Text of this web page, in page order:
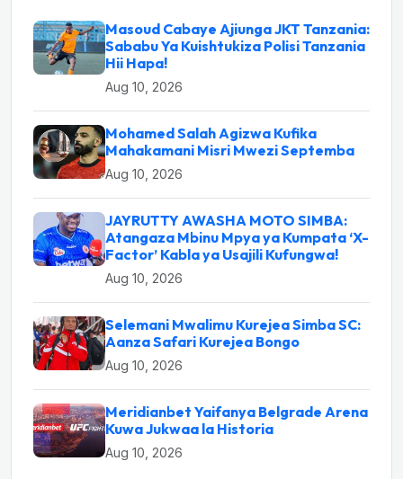
Masoud Cabaye Ajiunga JKT Tanzania:
Sababu Ya Kuishtukiza Polisi Tanzania
Hii Hapa!
Aug 10, 2026
Mohamed Salah Agizwa Kufika
Mahakamani Misri Mwezi Septemba
Aug 10, 2026
JAYRUTTY AWASHA MOTO SIMBA:
Atangaza Mbinu Mpya ya Kumpata ‘X-
Factor’ Kabla ya Usajili Kufungwa!
Aug 10, 2026
Selemani Mwalimu Kurejea Simba SC:
Aanza Safari Kurejea Bongo
Aug 10, 2026
Meridianbet Yaifanya Belgrade Arena
Kuwa Jukwaa la Historia
Aug 10, 2026